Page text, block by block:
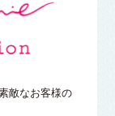
敵なお客様の